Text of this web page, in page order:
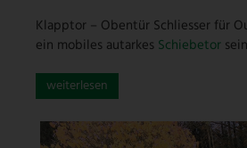
Klapptor – Obentür Schliesser für
ein mobiles autarkes Schiebetor
weiterlesen